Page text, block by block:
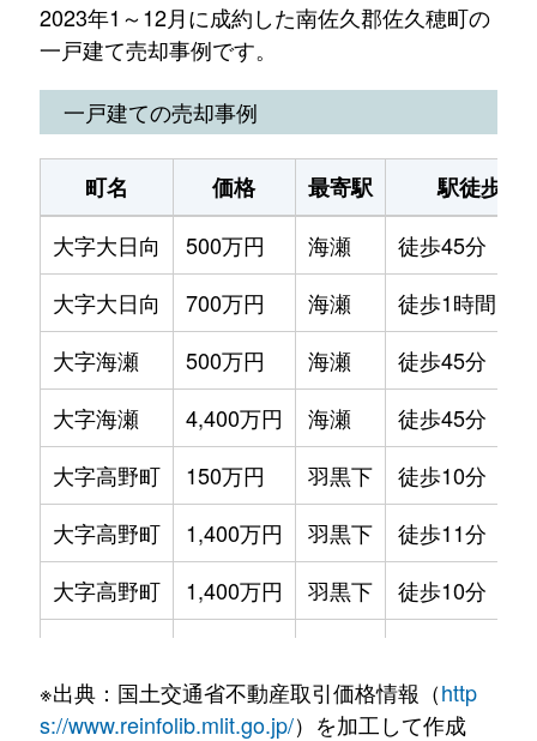
2023年1～12月に成約した南佐久郡佐久穂町の
一戸建て売却事例です。
一戸建ての売却事例
町名 価格 最寄駅
駅徒歩
大字大日向
500万円 海瀬
徒歩45分
大字大日向
700万円 海瀬
徒歩1時間15
大字海瀬
500万円 海瀬
徒歩45分
大字海瀬
4,400万円 海瀬
徒歩45分
大字高野町
150万円 羽黒下
徒歩10分
大字高野町
1,400万円 羽黒下
徒歩11分
大字高野町
1,400万円 羽黒下
徒歩10分
大字余地
800万円 海瀬 徒歩45分
※出典：国土交通省不動産取引価格情報（http
s://www.reinfolib.mlit.go.jp/）を加工して作成